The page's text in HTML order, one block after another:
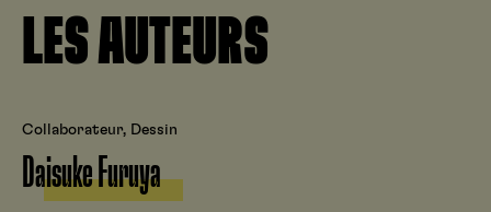
LES AUTEURS
Collaborateur, Dessin
Daisuke Furuya